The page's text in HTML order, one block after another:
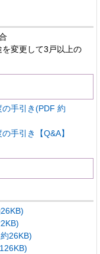
変更して3戸以上の
手引き(PDF 約
手引き【Q&A】
26KB)